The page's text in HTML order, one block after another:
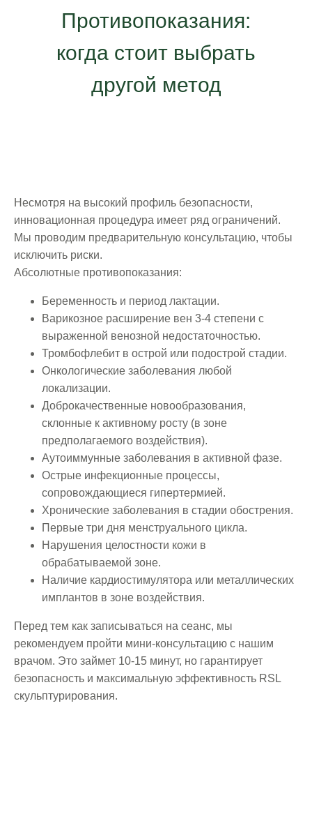
Противопоказания:
когда стоит выбрать
другой метод
Несмотря на высокий профиль безопасности,
инновационная процедура имеет ряд ограничений.
Мы проводим предварительную консультацию, чтобы
исключить риски.
Абсолютные противопоказания:
Беременность и период лактации.
Варикозное расширение вен 3-4 степени с
выраженной венозной недостаточностью.
Тромбофлебит в острой или подострой стадии.
Онкологические заболевания любой
локализации.
Доброкачественные новообразования,
склонные к активному росту (в зоне
предполагаемого воздействия).
Аутоиммунные заболевания в активной фазе.
Острые инфекционные процессы,
сопровождающиеся гипертермией.
Хронические заболевания в стадии обострения.
Первые три дня менструального цикла.
Нарушения целостности кожи в
обрабатываемой зоне.
Наличие кардиостимулятора или металлических
имплантов в зоне воздействия.
Перед тем как записываться на сеанс, мы
рекомендуем пройти мини-консультацию с нашим
врачом. Это займет 10-15 минут, но гарантирует
безопасность и максимальную эффективность RSL
скульптурирования.